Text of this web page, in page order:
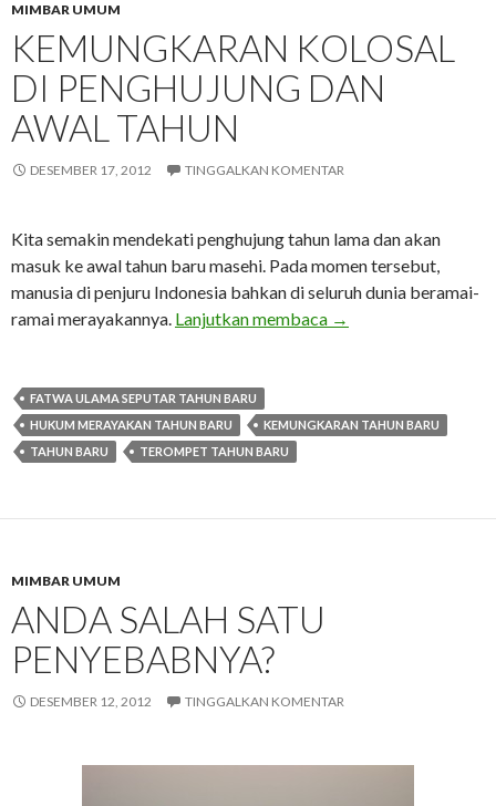
MIMBAR UMUM
KEMUNGKARAN KOLOSAL
DI PENGHUJUNG DAN
AWAL TAHUN
DESEMBER 17, 2012 TINGGALKAN KOMENTAR
Kita semakin mendekati penghujung tahun lama dan akan
masuk ke awal tahun baru masehi. Pada momen tersebut,
manusia di penjuru Indonesia bahkan di seluruh dunia beramai-
ramai merayakannya. Lanjutkan membaca Kemungkaran
→
FATWA ULAMA SEPUTAR TAHUN BARU
HUKUM MERAYAKAN TAHUN BARU
KEMUNGKARAN TAHUN BARU
TAHUN BARU
TEROMPET TAHUN BARU
MIMBAR UMUM
ANDA SALAH SATU
PENYEBABNYA?
DESEMBER 12, 2012 TINGGALKAN KOMENTAR